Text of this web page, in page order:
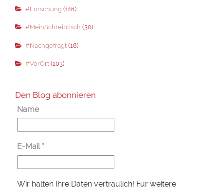
#Forschung (161)
#MeinSchreibtisch (30)
#Nachgefragt(18)
#VorOrt(103)
Den Blog abonnieren
Name
E-Mail *
Wir halten Ihre Daten vertraulich! Für weitere